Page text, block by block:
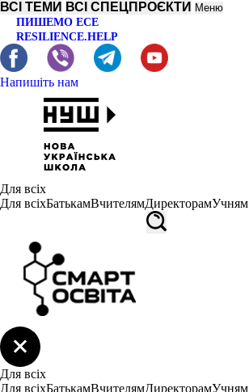
ВСІ ТЕМИ ВСІ СПЕЦПРОЄКТИ Меню
ПИШЕМО ЕСЕ
RESILIENCE.HELP
Напишіть нам
Для всіх
Для всіхБатькамВчителямДиректорамУчням
Для всіх
Для всіхБатькамВчителямДиректорамУчням